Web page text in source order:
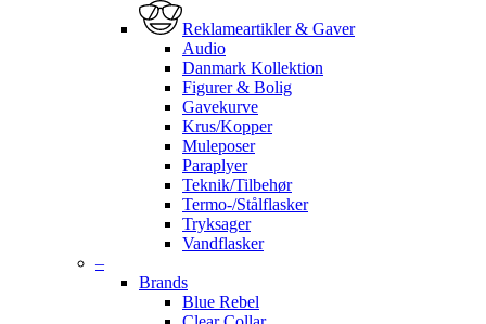
Reklameartikler & Gaver
Audio
Danmark Kollektion
Figurer & Bolig
Gavekurve
Krus/Kopper
Muleposer
Paraplyer
Teknik/Tilbehør
Termo-/Stålflasker
Tryksager
Vandflasker
–
Brands
Blue Rebel